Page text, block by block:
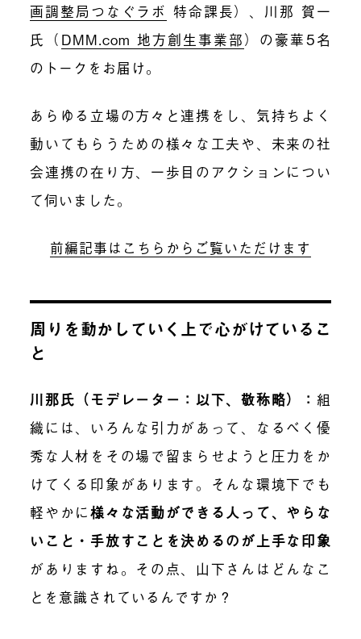
画調整局つなぐラボ 特命課長）、川那 賀一
氏（ DMM.com 地方創生事業部）の豪華5名
のトークをお届け。
あらゆる立場の方々と連携をし、気持ちよく
動いてもらうための様々な工夫や、 未来の社
会連携の在り方、一歩目のアクションについ
て伺いました。
前編記事はこちらからご覧いただけます
周りを動かしていく上で心がけているこ
と
川那氏（モデレーター：以下、敬称略）： 組
織には、いろんな引力があって、なるべく優
秀な人材をその場で留まらせようと圧力をか
けてくる印象があります。そんな環境下でも
軽やかに様々な活動ができる人って、やらな
いこと・手放すことを決めるのが上手な印象
がありますね。その点、山下さんはどんなこ
とを意識されているんですか？